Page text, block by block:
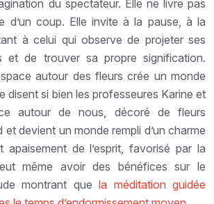
du spectateur. Elle ne livre pas
d’un coup. Elle invite à la pause, à la
à celui qui observe de projeter ses
et de trouver sa propre signification.
autour des fleurs crée un monde
disent si bien les professeures Karine et
autour de nous, décoré de fleurs
et devient un monde rempli d’un charme
apaisement de l’esprit, favorisé par la
même avoir des bénéfices sur le
montrant quela méditation guidée